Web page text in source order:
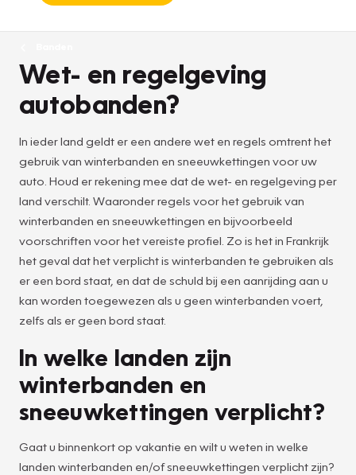
Wet- en regelgeving
autobanden?
In ieder land geldt er een andere wet en regels omtrent het
gebruik van winterbanden en sneeuwkettingen voor uw
auto. Houd er rekening mee dat de wet- en regelgeving per
land verschilt. Waaronder regels voor het gebruik van
winterbanden en sneeuwkettingen en bijvoorbeeld
voorschriften voor het vereiste profiel. Zo is het in Frankrijk
het geval dat het verplicht is winterbanden te gebruiken als
er een bord staat, en dat de schuld bij een aanrijding aan u
kan worden toegewezen als u geen winterbanden voert,
zelfs als er geen bord staat.
In welke landen zijn
winterbanden en
sneeuwkettingen verplicht?
Gaat u binnenkort op vakantie en wilt u weten in welke
landen winterbanden en/of sneeuwkettingen verplicht zijn?